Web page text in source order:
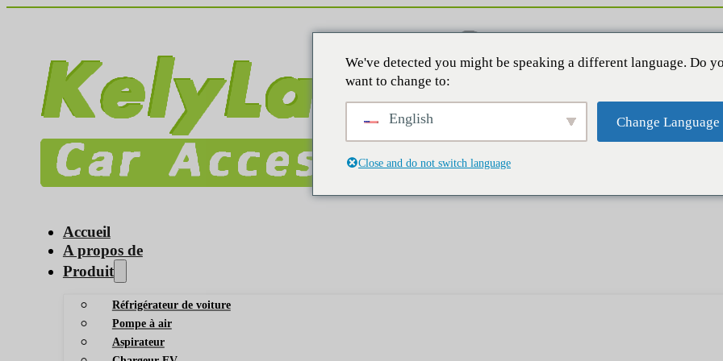
Accueil
A propos de
Produit
Réfrigérateur de voiture
Pompe à air
Aspirateur
We've detected you might be speaking a different language. Do
want to change to:
English Change Language
Close and do not switch language